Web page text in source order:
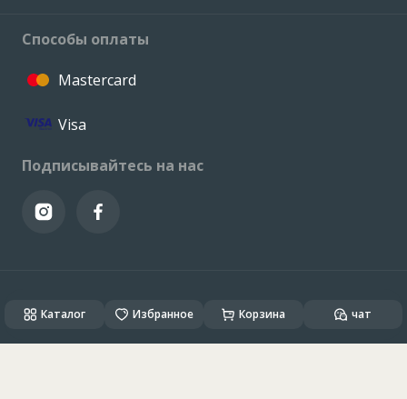
Способы оплаты
Mastercard
Visa
Подписывайтесь на нас
Created & Powered by ALSO DEV
Каталог Избранное Корзина чат